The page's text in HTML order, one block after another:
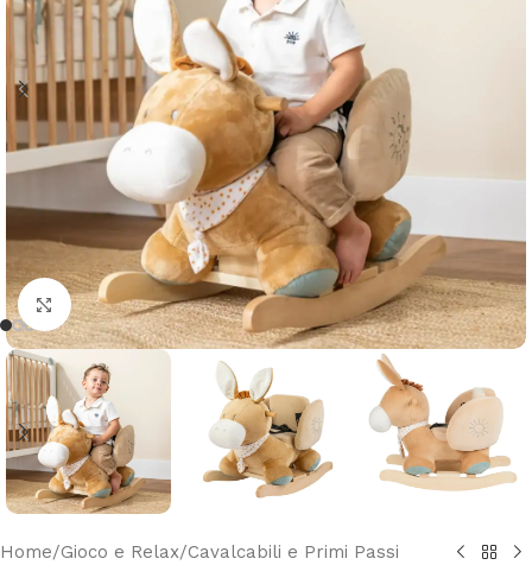
Clicca per ingrandire
Home/Gioco e Relax/Cavalcabili e Primi Passi